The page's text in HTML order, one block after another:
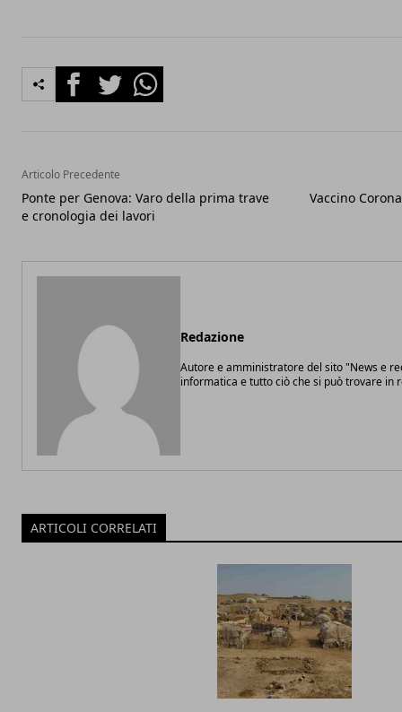
FacebookTwitterWhatsapp
Articolo Precedente
Ponte per Genova: Varo della prima trave
e cronologia dei lavori
Vaccino
Redazione
Autore e amministratore del sito "News e
informatica e tutto ciò che si può trovare in
ARTICOLI CORRELATI